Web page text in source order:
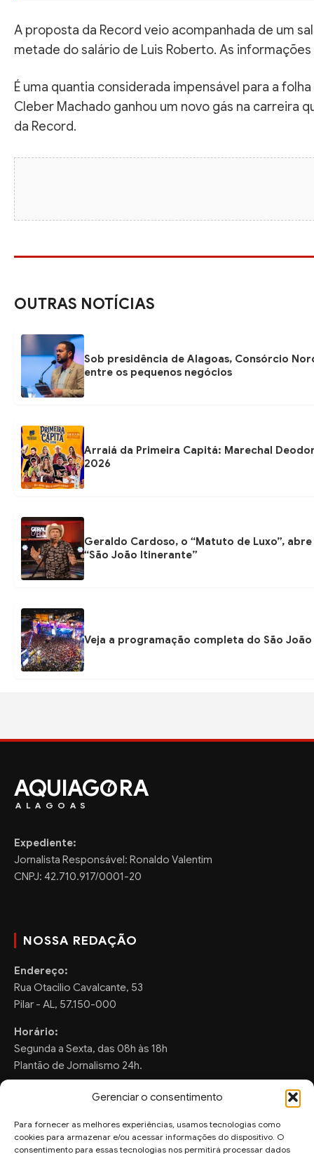
Gerenciar o consentimento
Para fornecer as melhores experiências, usamos tecnologias como
cookies para armazenar e/ou acessar informações do dispositivo. O
consentimento para essas tecnologias nos permitirá processar dados
A proposta da Record veio acompanhada de um
metade do salário de Luis Roberto. As
É uma quantia considerada impensável para a
Cleber Machado ganhou um novo gás na carreira
da Record.
OUTRAS NOTÍCIAS
Sob presidência de Alagoas, Consórcio
entre os pequenos negócios
Arraiá da Primeira Capitá: Marechal
2026
Geraldo Cardoso, o “Matuto de Luxo”,
“São João Itinerante”
Veja a programação completa do São João
AQUIAG RA
ALAGOAS
Expediente:
Jornalista Responsável: Ronaldo Valentim
CNPJ: 42.710.917/0001-20
NOSSA REDAÇÃO
Endereço:
Rua Otacilio Cavalcante, 53
Pilar - AL, 57.150-000
Horário:
Segunda a Sexta, das 08h às 18h
Plantão de Jornalismo 24h.
FALE CONOSCO